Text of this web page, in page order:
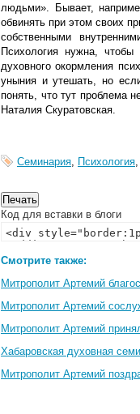
людьми». Бывает,
обвинять при этом своих
собственными
Психология нужна,
духовного окормления
уныния и утешать, но
понять, что тут проблема
Наталия Скуратовская.
Семинария, Психология,
Код для вставки в блоги
Смотрите также:
Митрополит Артемий
Митрополит Артемий
Митрополит Артемий
Хабаровская духовная
Митрополит Артемий